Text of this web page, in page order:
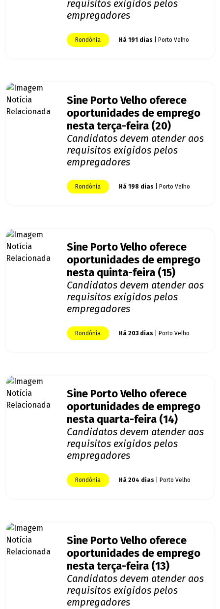
requisitos exigidos pelos
empregadores
Rondônia Há 191 dias | Porto Velho
Sine Porto Velho oferece
oportunidades de emprego
nesta terça-feira (20)
Candidatos devem atender aos
requisitos exigidos pelos
empregadores
Rondônia Há 198 dias | Porto Velho
Sine Porto Velho oferece
oportunidades de emprego
nesta quinta-feira (15)
Candidatos devem atender aos
requisitos exigidos pelos
empregadores
Rondônia Há 203 dias | Porto Velho
Sine Porto Velho oferece
oportunidades de emprego
nesta quarta-feira (14)
Candidatos devem atender aos
requisitos exigidos pelos
empregadores
Rondônia Há 204 dias | Porto Velho
Sine Porto Velho oferece
oportunidades de emprego
nesta terça-feira (13)
Candidatos devem atender aos
requisitos exigidos pelos
empregadores